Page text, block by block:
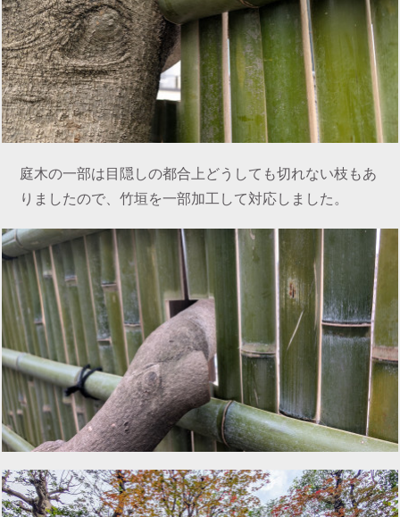
庭木の一部は目隠しの都合上どうしても切れない枝もあ
りましたので、竹垣を一部加工して対応しました。